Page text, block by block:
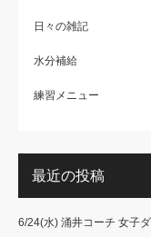
日々の雑記
水分補給
練習メニュー
最近の投稿
6/24(水) 涌井コーチ 女子